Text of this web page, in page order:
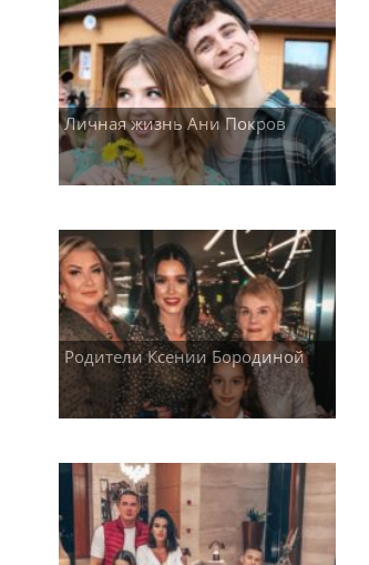
Личная жизнь Ани Покров
Родители Ксении Бородиной